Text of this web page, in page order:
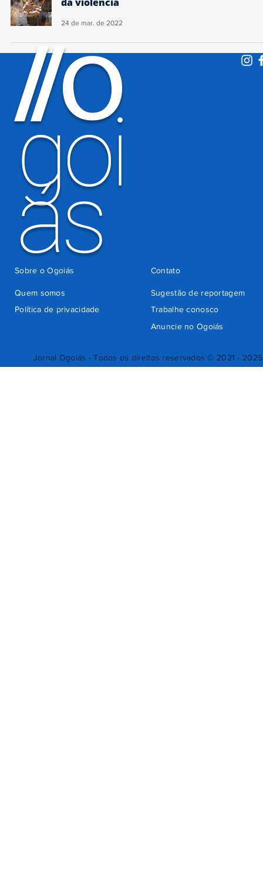
24 de mar. de 2022
Jornal Ogoiás - Todos os direitos reservados © 2021 - 2025
//O
goi
ás
Quem somos
Sugestão de reportagem
Trabalhe conosco
Política de privacidade
Anuncie no Ogoiás
Contato
Sobre o Ogoiás